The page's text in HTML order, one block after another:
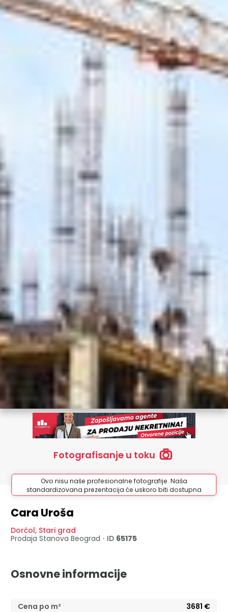
Fotografisanje u toku
Ovo nisu naše profesionalne fotografije. Naša
standardizovana prezentacija će uskoro biti dostupna
Cara Uroša
Dorćol, Stari grad
Prodaja Stanova Beograd • ID 65175
Osnovne informacije
Cena po m² 3681 €